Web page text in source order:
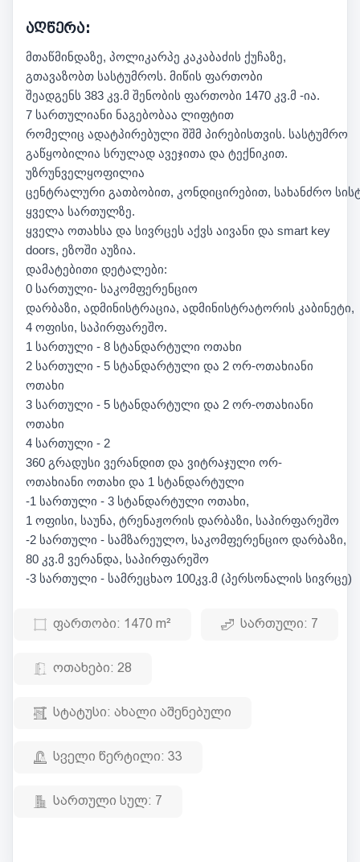
აღწერა:
მთაწმინდაზე, პოლიკარპე კაკაბაძის ქუჩაზე,
გთავაზობთ სასტუმროს. მიწის ფართობი
შეადგენს 383 კვ.მ შენობის ფართობი 1470 კვ.მ -ია.
7 სართულიანი ნაგებობაა ლიფტით
რომელიც ადატპირებული შშმ პირებისთვის. სასტუმრო
გაწყობილია სრულად ავეჯითა და ტექნიკით.
უზრუნველყოფილია
ცენტრალური გათბობით, კონდიცირებით, სახანძრო
ყველა სართულზე.
ყველა ოთახსა და სივრცეს აქვს აივანი და smart key
doors, ეზოში აუზია.
დამატებითი დეტალები:
0 სართული- საკომფერენციო
დარბაზი, ადმინისტრაცია, ადმინისტრატორის კაბინეტი,
4 ოფისი, საპირფარეშო.
1 სართული - 8 სტანდარტული ოთახი
2 სართული - 5 სტანდარტული და 2 ორ-ოთახიანი
ოთახი
3 სართული - 5 სტანდარტული და 2 ორ-ოთახიანი
ოთახი
4 სართული - 2
360 გრადუსი ვერანდით და ვიტრაჯული ორ-
ოთახიანი ოთახი და 1 სტანდარტული
-1 სართული - 3 სტანდარტული ოთახი,
1 ოფისი, საუნა, ტრენაჟორის დარბაზი, საპირფარეშო
-2 სართული - სამზარეულო, საკომფერენციო დარბაზი,
80 კვ.მ ვერანდა, საპირფარეშო
-3 სართული - სამრეცხაო 100კვ.მ (პერსონალის სივრცე)
ფართობი: 1470 m² სართული: 7
ოთახები: 28
სტატუსი: ახალი აშენებული
სველი წერტილი: 33
სართული სულ: 7